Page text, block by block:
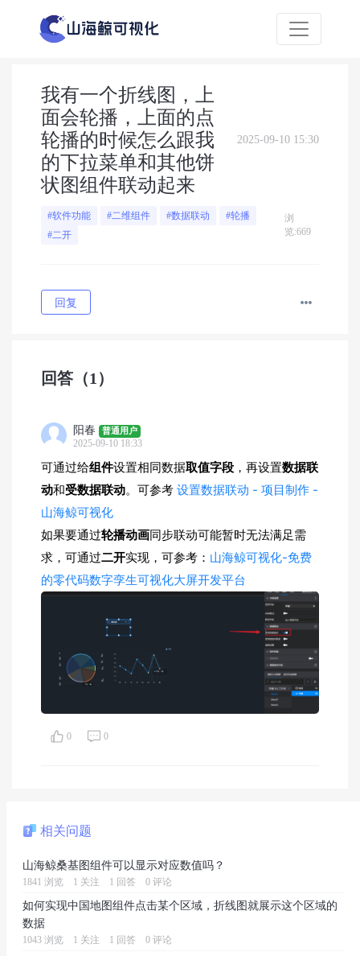
我有一个折线图，上
面会轮播，上面的点
轮播的时候怎么跟我
的下拉菜单和其他饼
状图组件联动起来
2025-09-10 15:30
#软件功能 #二维组件 #数据联动
#轮播
#二开
浏
览:669
回复
回答 （1）
阳春 普通用户
2025-09-10 18:33
可通过给组件设置相同数据取值字段 ，再设置数据联
动和受数据联动。可参考 设置数据联动 - 项目制作 -
山海鲸可视化
如果要通过轮播动画同步联动可能暂时无法满足需
求，可通过二开实现，可参考： 山海鲸可视化-免费
的零代码数字孪生可视化大屏开发平台
0 0
相关问题
山海鲸桑基图组件可以显示对应数值吗？
1841 浏览 1 关注 1 回答 0 评论
如何实现中国地图组件点击某个区域，折线图就展示这个区域的
数据
1043 浏览 1 关注 1 回答 0 评论